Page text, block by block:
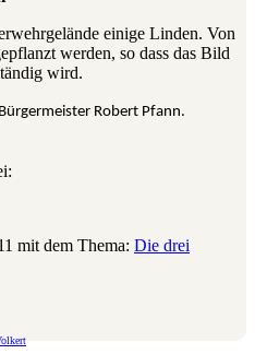
einige Linden. Von
werden, so dass das Bild
wird.
Robert Pfann.
mit dem Thema: Die drei